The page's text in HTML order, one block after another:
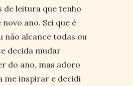
de leitura que tenho
ano. Sei que é
não alcance todas ou
decida mudar
do ano, mas adoro
me inspirar e decidi